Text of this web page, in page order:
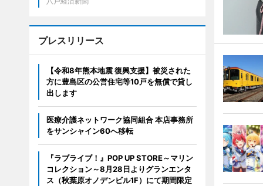
プレスリリース
【令和8年熊本地震 復興支援】被災された
方に豊島区の公営住宅等10戸を無償で貸し
出します
医療介護ネットワーク協同組合 本店事務所
をサンシャイン60へ移転
『ラブライブ！』POP UP STORE～マリン
コレクション～8月28日よりグランエンタ
ス（秋葉原オノデンビル1F）にて期間限定